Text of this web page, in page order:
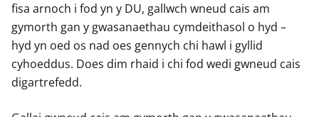
fisa arnoch i fod yn y DU, gallwch wneud cais am
gymorth gan y gwasanaethau cymdeithasol o hyd –
hyd yn oed os nad oes gennych chi hawl i gyllid
cyhoeddus. Does dim rhaid i chi fod wedi gwneud cais
digartrefedd.